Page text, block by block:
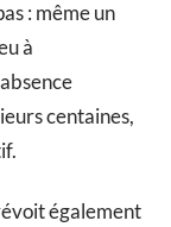
: même un
à
centaines,
également